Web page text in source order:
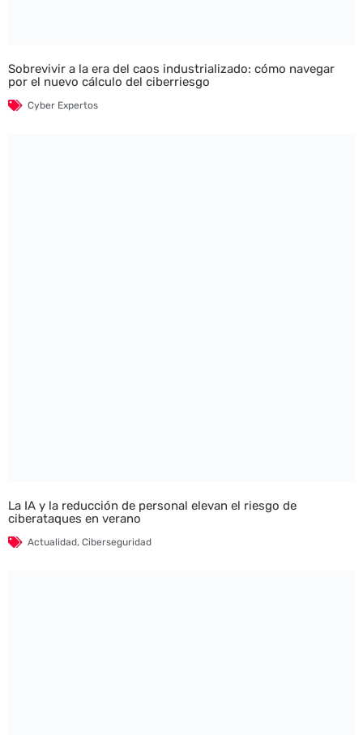
Sobrevivir a la era del caos industrializado: cómo navegar
por el nuevo cálculo del ciberriesgo
Cyber Expertos
La IA y la reducción de personal elevan el riesgo de
ciberataques en verano
Actualidad, Ciberseguridad